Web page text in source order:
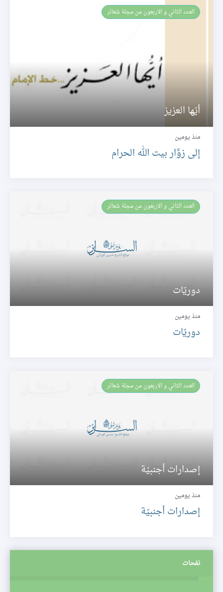
العـدد الثاني و الاربعون من مجلة شعائر
أيّها العزيز
منذ يومين
إلى زوَّار بيت الله الحرام
العـدد الثاني و الاربعون من مجلة شعائر
دوريّات
منذ يومين
دوريّات
العـدد الثاني و الاربعون من مجلة شعائر
إصدارات أجنبيّة
منذ يومين
إصدارات أجنبيّة
نفحات